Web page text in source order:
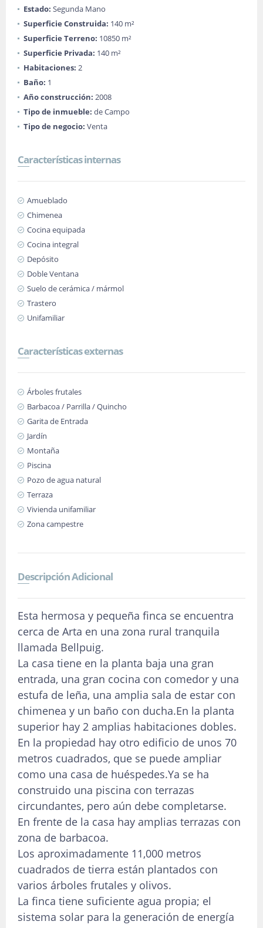
Estado: Segunda Mano
Superficie Construida: 140 m²
Superficie Terreno: 10850 m²
Superficie Privada: 140 m²
Habitaciones: 2
Baño: 1
Año construcción: 2008
Tipo de inmueble: de Campo
Tipo de negocio: Venta
Características internas
Amueblado
Chimenea
Cocina equipada
Cocina integral
Depósito
Doble Ventana
Suelo de cerámica / mármol
Trastero
Unifamiliar
Características externas
Árboles frutales
Barbacoa / Parrilla / Quincho
Garita de Entrada
Jardín
Montaña
Piscina
Pozo de agua natural
Terraza
Vivienda unifamiliar
Zona campestre
Descripción Adicional
Esta hermosa y pequeña finca se encuentra
cerca de Arta en una zona rural tranquila
llamada Bellpuig.
La casa tiene en la planta baja una gran
entrada, una gran cocina con comedor y una
estufa de leña, una amplia sala de estar con
chimenea y un baño con ducha.En la planta
superior hay 2 amplias habitaciones dobles.
En la propiedad hay otro edificio de unos 70
metros cuadrados, que se puede ampliar
como una casa de huéspedes.Ya se ha
construido una piscina con terrazas
circundantes, pero aún debe completarse.
En frente de la casa hay amplias terrazas con
zona de barbacoa.
Los aproximadamente 11,000 metros
cuadrados de tierra están plantados con
varios árboles frutales y olivos.
La finca tiene suficiente agua propia; el
sistema solar para la generación de energía